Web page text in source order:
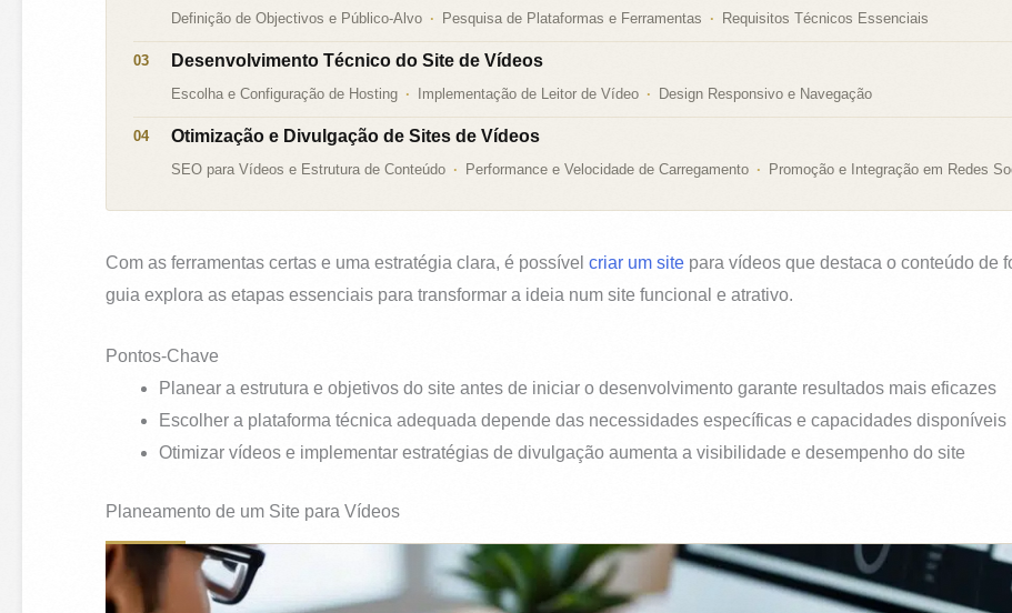
Definição de Objectivos e Público-Alvo Pesquisa de Plataformas e Ferramentas Requisitos Técnicos Essenciais
Desenvolvimento Técnico do Site de Vídeos
Escolha e Configuração de Hosting Implementação de Leitor de Vídeo Design Responsivo e Navegação
Otimização e Divulgação de Sites de Vídeos
SEO para Vídeos e Estrutura de Conteúdo Performance e Velocidade de Carregamento Promoção e Integração em Redes
Com as ferramentas certas e uma estratégia clara, é possível criar um sitepara vídeos que destaca o conteúdo de
guia explora as etapas essenciais para transformar a ideia num site funcional e atrativo.
Pontos-Chave
Planear a estrutura e objetivos do site antes de iniciar o desenvolvimento garante resultados mais eficazes
Escolher a plataforma técnica adequada depende das necessidades específicas e capacidades disponíveis
Otimizar vídeos e implementar estratégias de divulgação aumenta a visibilidade e desempenho do site
Planeamento de um Site para Vídeos